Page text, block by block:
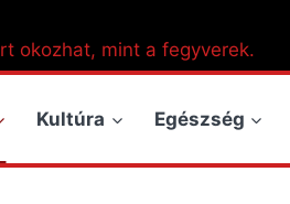
okozhat, mint a fegyverek.
Kultúra Egészség